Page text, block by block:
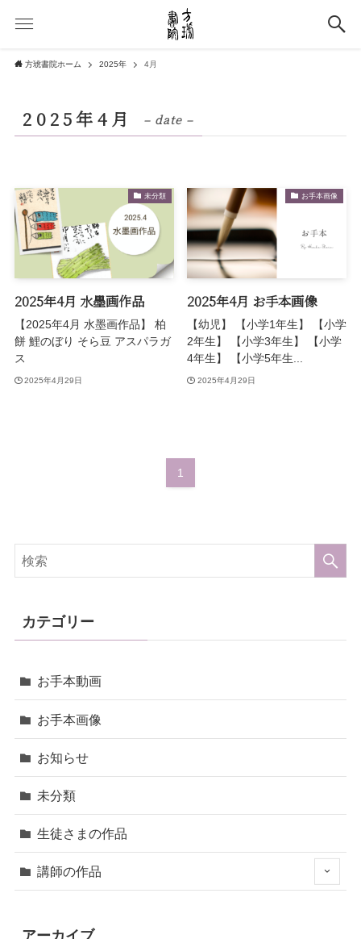
方琥書院ホーム 2025年 4月
2025年4月 – date –
未分類
2025年4月 水墨画作品
【2025年4月 水墨画作品】 柏
餅 鯉のぼり そら豆 アスパラガ
ス
2025年4月29日
お手本画像
2025年4月 お手本画像
【幼児】 【小学1年生】 【小学
2年生】 【小学3年生】 【小学
4年生】 【小学5年生...
2025年4月29日
1
カテゴリー
お手本動画
お手本画像
お知らせ
未分類
生徒さまの作品
講師の作品
アーカイブ